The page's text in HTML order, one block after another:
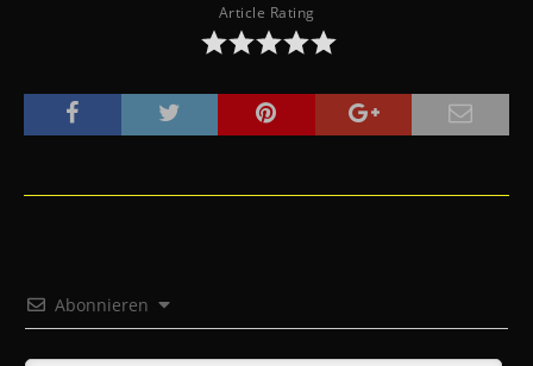
Article Rating
Abonnieren